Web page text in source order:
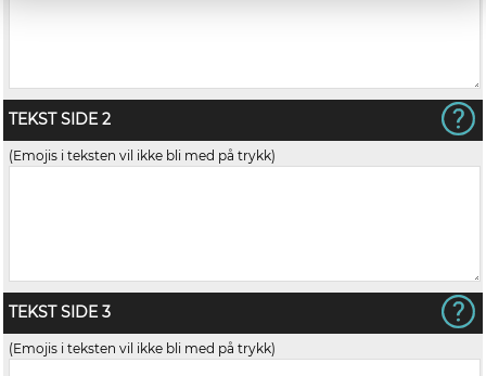
TEKST SIDE 2
(Emojis i teksten vil ikke bli med på trykk)
TEKST SIDE 3
(Emojis i teksten vil ikke bli med på trykk)